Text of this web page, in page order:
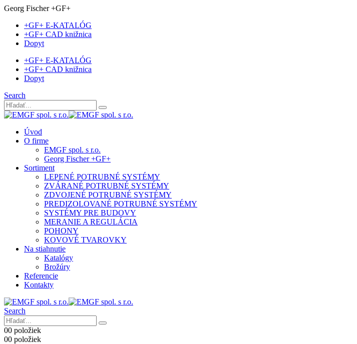
Georg Fischer +GF+
+GF+ E-KATALÓG
+GF+ CAD knižnica
Dopyt
+GF+ E-KATALÓG
+GF+ CAD knižnica
Dopyt
Search
Úvod
O firme
EMGF spol. s r.o.
Georg Fischer +GF+
Sortiment
LEPENÉ POTRUBNÉ SYSTÉMY
ZVÁRANÉ POTRUBNÉ SYSTÉMY
ZDVOJENÉ POTRUBNÉ SYSTÉMY
PREDIZOLOVANÉ POTRUBNÉ SYSTÉMY
SYSTÉMY PRE BUDOVY
MERANIE A REGULÁCIA
POHONY
KOVOVÉ TVAROVKY
Na stiahnutie
Katalógy
Brožúry
Referencie
Kontakty
Search
00 položiek
00 položiek